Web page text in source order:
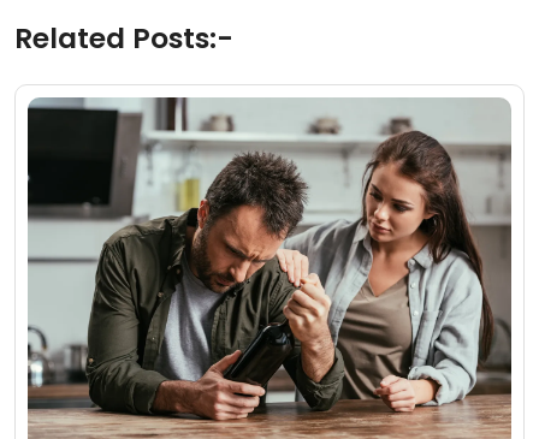
Related Posts:-